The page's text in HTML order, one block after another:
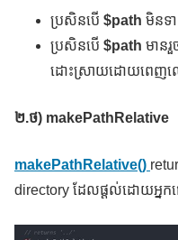
ប្រសិនបើ $path មិនទ
ប្រសិនបើ $path មាន
ដោះស្រាយដោយពេញ
២.ថ) makePathRelative
makePathRelative()
directory ដែលផ្ដល់ដោយអ្នក